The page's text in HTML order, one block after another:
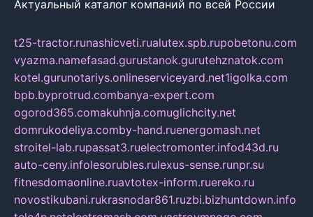
Актуальный каталог компаний по всей России
t25-tractor.runashicveti.rualutex.spb.rupobetonu.com
vyazma.namefasad.gurustanok.gurutehznatok.com
kotel.gurunotariys.onlineserviceyard.net1igolka.com
bpb.byprotrud.combanya-expert.com
ogorod365.comakuhnja.comuglichcity.net
domrukodeliya.comby-hand.ruenergomash.net
stroitel-lab.rupassat3.ruelectromonter.infod43d.ru
auto-ceny.infolesorubles.rulexus-sense.runpr.su
fitnesdomaonline.ruavtotex-inform.ruereko.ru
novostikubani.rukrasnodar861.ruzbi.bizhuntdown.info